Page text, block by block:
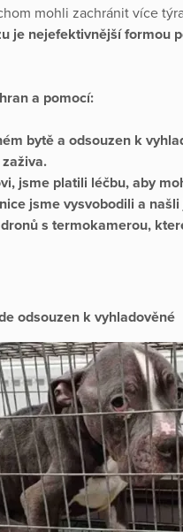
mohli zachránit více
je nejefektivnější formou
a pomocí:
bytě a odsouzen k
jsme platili léčbu, aby
jsme vysvobodili a
s termokamerou,
odsouzen k vyhladověné